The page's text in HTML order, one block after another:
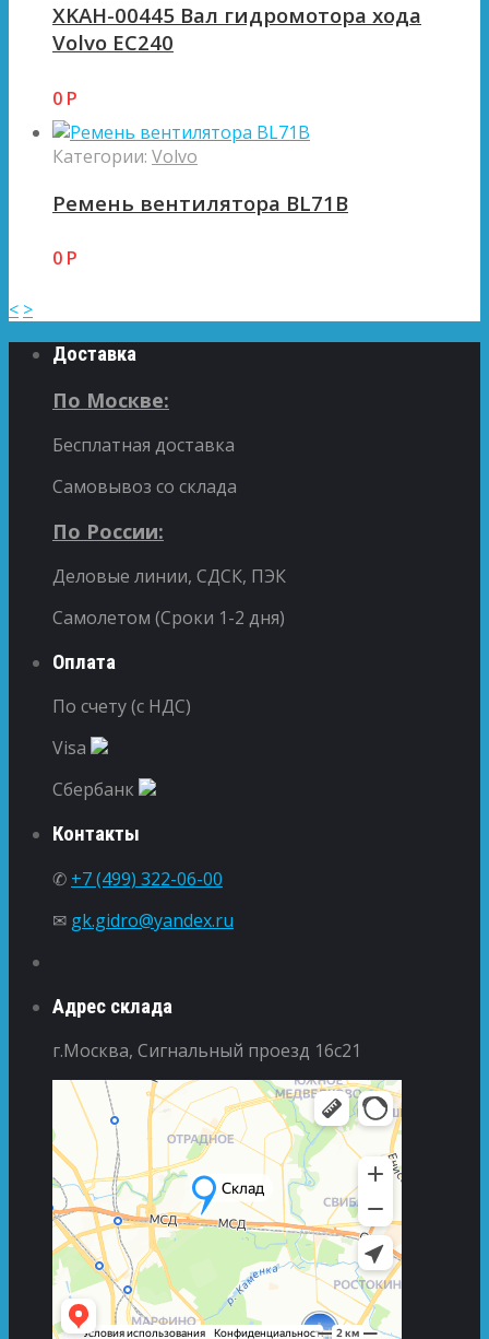
XKAH-00445 Вал гидромотора хода
Volvo EC240
0 Р
Категории: Volvo
Ремень вентилятора BL71B
0 Р
< >
Доставка
По Москве:
Бесплатная доставка
Самовывоз со склада
По России:
Деловые линии, СДСК, ПЭК
Самолетом (Сроки 1-2 дня)
Оплата
По счету (с НДС)
Visa
Сбербанк
Контакты
✆ +7 (499) 322-06-00
✉ gk.gidro@yandex.ru
Адрес склада
г.Москва, Сигнальный проезд 16с21